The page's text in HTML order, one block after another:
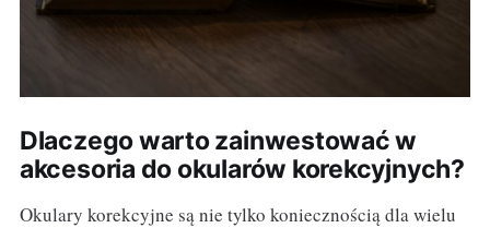
Dlaczego warto zainwestować w
akcesoria do okularów korekcyjnych?
Okulary korekcyjne są nie tylko koniecznością dla wielu